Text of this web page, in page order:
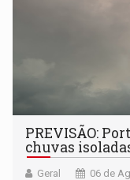
PREVISÃO:
chuvas
Geral 06 de